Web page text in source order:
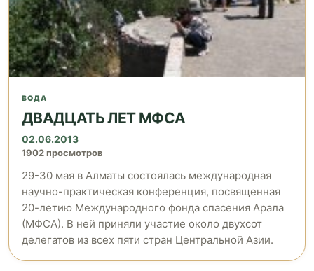
ВОДА
ДВАДЦАТЬ ЛЕТ МФСА
02.06.2013
1902 просмотров
29-30 мая в Алматы состоялась международная
научно-практическая конференция, посвященная
20-летию Международного фонда спасения Арала
(МФСА). В ней приняли участие около двухсот
делегатов из всех пяти стран Центральной Азии.